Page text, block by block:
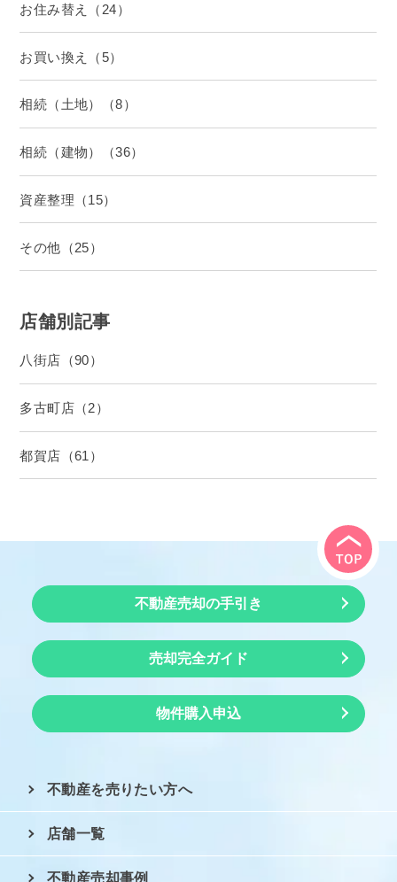
お住み替え（24）
お買い換え（5）
相続（土地）（8）
相続（建物）（36）
資産整理（15）
その他（25）
店舗別記事
八街店（90）
多古町店（2）
都賀店（61）
不動産売却の手引き
売却完全ガイド
物件購入申込
不動産を売りたい方へ
店舗一覧
不動産売却事例